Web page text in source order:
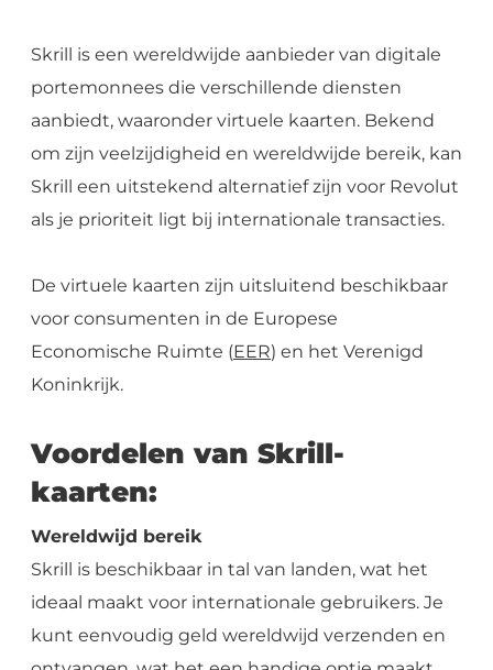
Skrill is een wereldwijde aanbieder van digitale
portemonnees die verschillende diensten
aanbiedt, waaronder virtuele kaarten. Bekend
om zijn veelzijdigheid en wereldwijde bereik, kan
Skrill een uitstekend alternatief zijn voor Revolut
als je prioriteit ligt bij internationale transacties.
De virtuele kaarten zijn uitsluitend beschikbaar
voor consumenten in de Europese
Economische Ruimte (EER) en het Verenigd
Koninkrijk.
Voordelen van Skrill-
kaarten:
Wereldwijd bereik
Skrill is beschikbaar in tal van landen, wat het
ideaal maakt voor internationale gebruikers. Je
kunt eenvoudig geld wereldwijd verzenden en